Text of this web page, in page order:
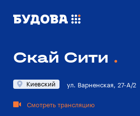
Скай Сити
Киевский ул. Варненская, 27-А/2
Смотреть трансляцию